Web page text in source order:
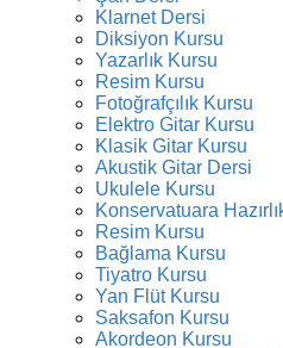
Klarnet Dersi
Diksiyon Kursu
Yazarlık Kursu
Resim Kursu
Fotoğrafçılık Kursu
Elektro Gitar Kursu
Klasik Gitar Kursu
Akustik Gitar Dersi
Ukulele Kursu
Konservatuara
Resim Kursu
Bağlama Kursu
Tiyatro Kursu
Yan Flüt Kursu
Saksafon Kursu
Akordeon Kursu